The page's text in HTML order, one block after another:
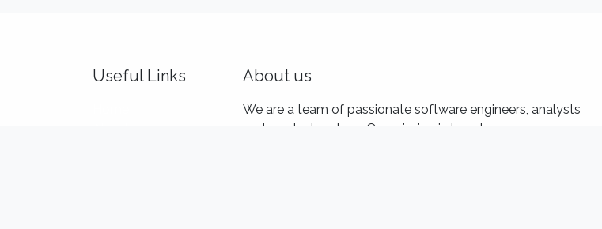
Useful Links About us
We are a team of passionate software engineers, analysts
and product makers. Our mission is to enhance our